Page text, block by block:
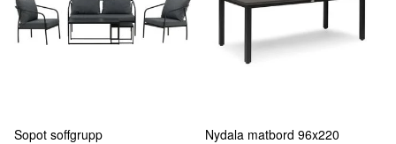
Sopot soffgrupp
Nydala matbord 96x220